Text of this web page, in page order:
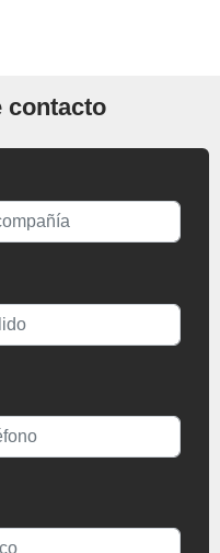
contacto